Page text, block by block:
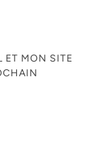
ET MON SITE